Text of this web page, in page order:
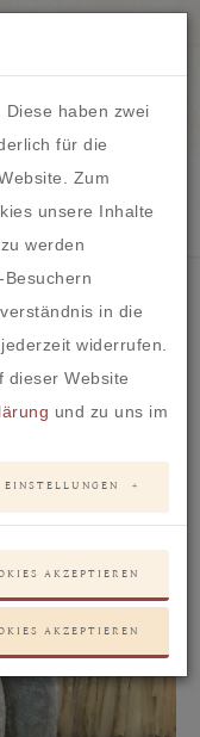
haben zwei
für die
Zum
unsere Inhalte
werden
in die
widerrufen.
dieser Website
und zu uns im
EINSTELLUNGEN
AKZEPTIEREN
AKZEPTIEREN